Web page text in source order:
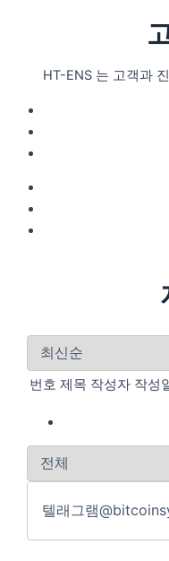
HT-ENS 는 고객과
번호 제목 작성자 작성